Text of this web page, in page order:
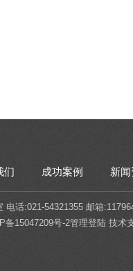
们 成功案例 新
话:021-54321355 邮箱
备15047209号-2管理登陆 技术